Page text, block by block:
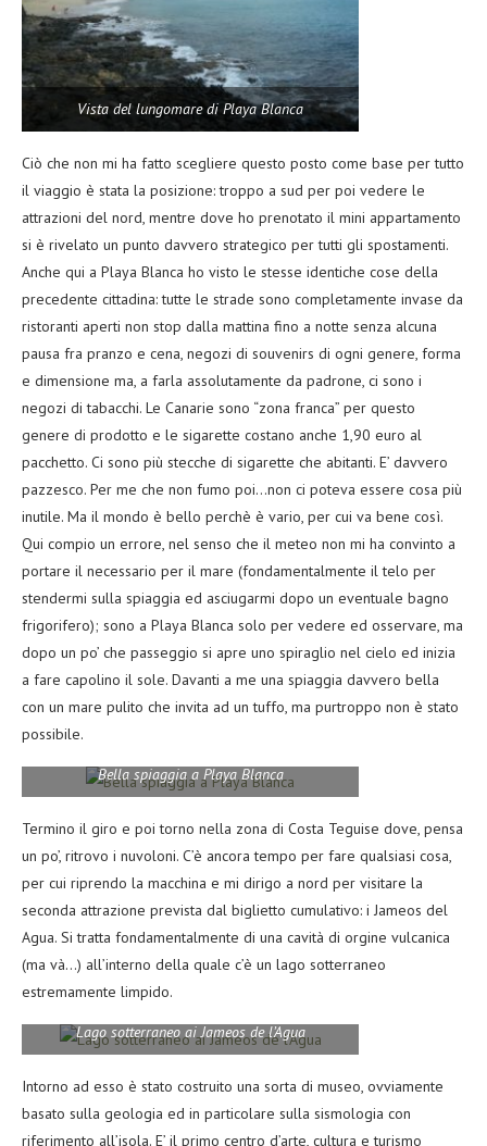
Vista del lungomare di Playa Blanca
Ciò che non mi ha fatto scegliere questo posto come base per tutto
il viaggio è stata la posizione: troppo a sud per poi vedere le
attrazioni del nord, mentre dove ho prenotato il mini appartamento
si è rivelato un punto davvero strategico per tutti gli spostamenti.
Anche qui a Playa Blanca ho visto le stesse identiche cose della
precedente cittadina: tutte le strade sono completamente invase da
ristoranti aperti non stop dalla mattina fino a notte senza alcuna
pausa fra pranzo e cena, negozi di souvenirs di ogni genere, forma
e dimensione ma, a farla assolutamente da padrone, ci sono i
negozi di tabacchi. Le Canarie sono “zona franca” per questo
genere di prodotto e le sigarette costano anche 1,90 euro al
pacchetto. Ci sono più stecche di sigarette che abitanti. E’ davvero
pazzesco. Per me che non fumo poi…non ci poteva essere cosa più
inutile. Ma il mondo è bello perchè è vario, per cui va bene così.
Qui compio un errore, nel senso che il meteo non mi ha convinto a
portare il necessario per il mare (fondamentalmente il telo per
stendermi sulla spiaggia ed asciugarmi dopo un eventuale bagno
frigorifero); sono a Playa Blanca solo per vedere ed osservare, ma
dopo un po’ che passeggio si apre uno spiraglio nel cielo ed inizia
a fare capolino il sole. Davanti a me una spiaggia davvero bella
con un mare pulito che invita ad un tuffo, ma purtroppo non è stato
possibile.
Bella spiaggia a Playa Blanca
Termino il giro e poi torno nella zona di Costa Teguise dove, pensa
un po’, ritrovo i nuvoloni. C’è ancora tempo per fare qualsiasi cosa,
per cui riprendo la macchina e mi dirigo a nord per visitare la
seconda attrazione prevista dal biglietto cumulativo: i Jameos del
Agua. Si tratta fondamentalmente di una cavità di orgine vulcanica
(ma và…) all’interno della quale c’è un lago sotterraneo
estremamente limpido.
Lago sotterraneo ai Jameos de l’Agua
Intorno ad esso è stato costruito una sorta di museo, ovviamente
basato sulla geologia ed in particolare sulla sismologia con
riferimento all’isola. E’ il primo centro d’arte, cultura e turismo